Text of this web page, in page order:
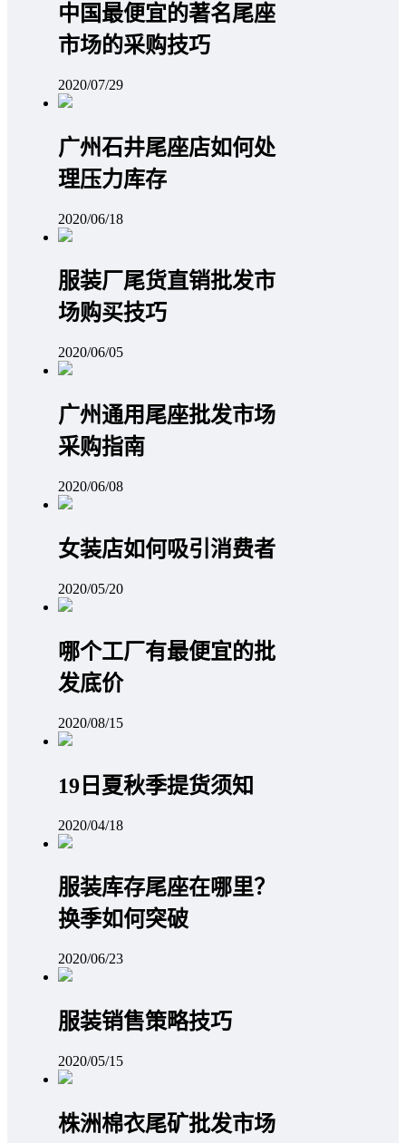
中国最便宜的著名尾座
市场的采购技巧
2020/07/29
广州石井尾座店如何处
理压力库存
2020/06/18
服装厂尾货直销批发市
场购买技巧
2020/06/05
广州通用尾座批发市场
采购指南
2020/06/08
女装店如何吸引消费者
2020/05/20
哪个工厂有最便宜的批
发底价
2020/08/15
19日夏秋季提货须知
2020/04/18
服装库存尾座在哪里？
换季如何突破
2020/06/23
服装销售策略技巧
2020/05/15
株洲棉衣尾矿批发市场